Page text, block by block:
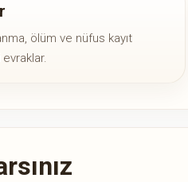
ölüm ve nüfus kayıt